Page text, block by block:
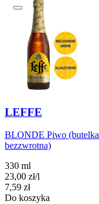
LEFFE
BLONDE Piwo (butelka
bezzwrotna)
330 ml
23,00 zł/l
Cena
7,59 zł
Do koszyka